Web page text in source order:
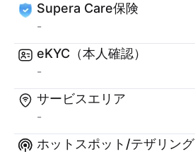
Supera Care保険
-
eKYC（本人確認）
-
サービスエリア
-
ホットスポット/テザリング